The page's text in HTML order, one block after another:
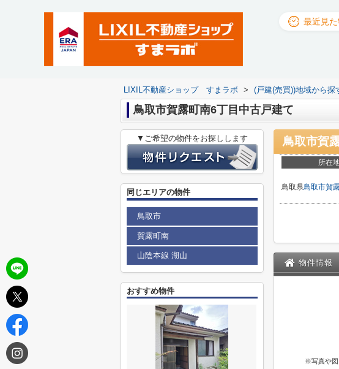
最近見
LIXIL不動産ショップ すまラボ > (戸建(売買))地域から探
鳥取市賀露町南6丁目中古戸建て
鳥取市賀
所在
鳥取県鳥取市賀
物件情報
※写真や図
▼ご希望の物件をお探しします
同じエリアの物件
鳥取市
賀露町南
山陰本線 湖山
おすすめ物件